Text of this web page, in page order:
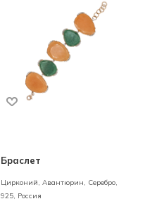
Браслет
Цирконий, Авантюрин, Серебро,
925, Россия